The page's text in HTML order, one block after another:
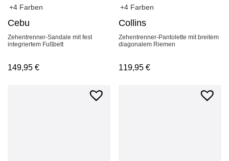
+4 Farben
Cebu
Zehentrenner-Sandale mit fest
integriertem Fußbett
149,95 €
+4 Farben
Collins
Zehentrenner-Pantolette mit breitem
diagonalem Riemen
119,95€